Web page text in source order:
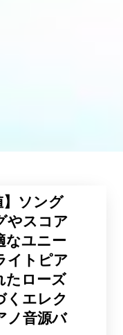
】ソング
やスコア
なユニー
イトピア
たローズ
くエレク
ノ音源バ